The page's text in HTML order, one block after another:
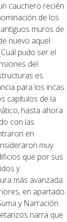
cauchero recién
de los
muros de
nuevo aquel
pudo ser el
del
es
para los incas.
capítulos de la
hasta ahora
con las
en
muy
que por sus
y
más avanzada.
en apartado
y Narración
narra que